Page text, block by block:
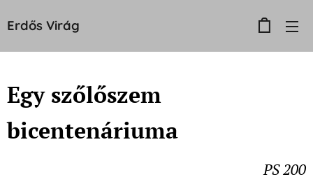
Erdős Virág
Egy szőlőszem
bicentenáriuma
PS 200